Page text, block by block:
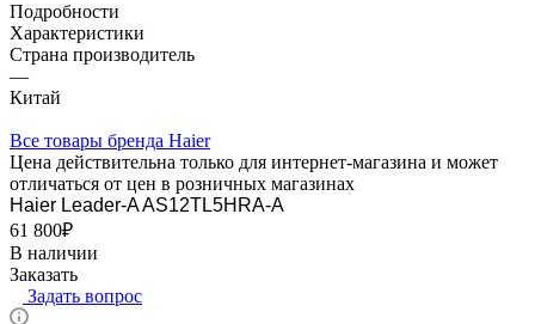
Подробности
Характеристики
Страна производитель
—
Китай
Все товары бренда Haier
Цена действительна только для интернет-магазина и может
отличаться от цен в розничных магазинах
Haier Leader-A AS12TL5HRA-A
61 800₽
В наличии
Заказать
Задать вопрос